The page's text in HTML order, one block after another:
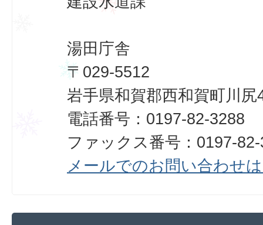
湯田庁舎
〒029-5512
岩手県和賀郡西和賀町川
電話番号：0197-82-3288
ファックス番号：0197-
メールでのお問い合わせ